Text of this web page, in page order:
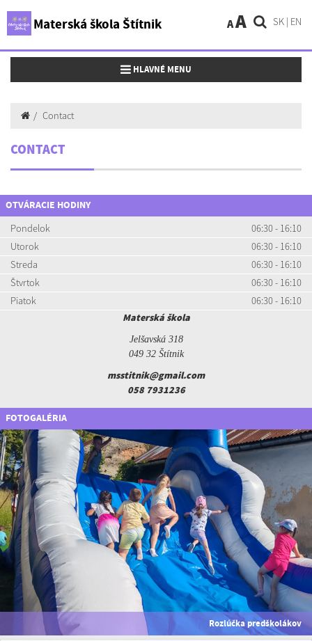
Materská škola Štítnik SK | EN
AA
Toggle navigation
HLAVNÉ MENU
Contact
CONTACT
OTVÁRACIE HODINY
Pondelok
06:30 - 16:10
Utorok
06:30 - 16:10
Streda
06:30 - 16:10
Štvrtok
06:30 - 16:10
Piatok
06:30 - 16:10
Materská škola
Jelšavská 318
049 32 Štítnik
msstitnik@gmail.com
058 7931236
FOTOGALÉRIA
Rozlúčka predškolákov